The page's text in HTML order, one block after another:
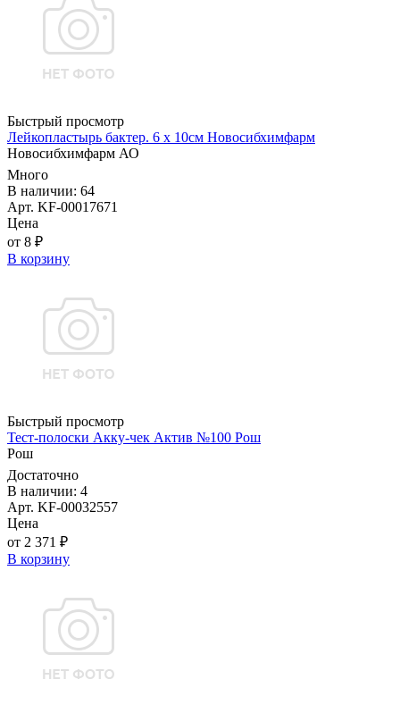
Быстрый просмотр
Лейкопластырь бактер. 6 х 10см Новосибхимфарм
Новосибхимфарм АО
Много
В наличии: 64
Арт. KF-00017671
Цена
от 8 ₽
В корзину
Быстрый просмотр
Тест-полоски Акку-чек Актив №100 Рош
Рош
Достаточно
В наличии: 4
Арт. KF-00032557
Цена
от 2 371 ₽
В корзину